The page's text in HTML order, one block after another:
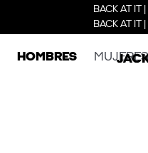
BACK AT IT
BACK AT IT
HOMBRES MUJERES